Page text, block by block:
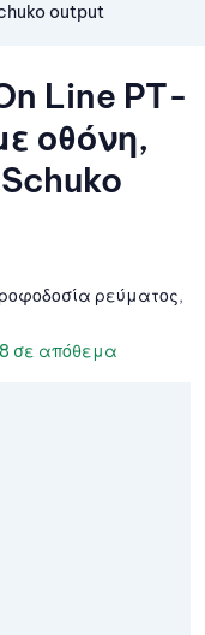
output
Line PT-
οθόνη,
ρεύματος,
σε απόθεμα